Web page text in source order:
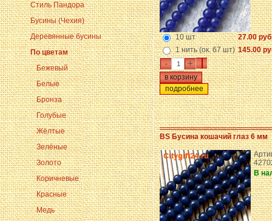
Стиль Пандора
Бусины (Чехия)
Деревянные бусины
По цветам
Бежевый
Белые
Бронза
Голубые
Жёлтые
Зелёные
Золото
Коричневые
Красные
Медь
10 шт
27.00
1 нить (ок. 67 шт) 145.00
- +
подробнее
BS Бусина кошачий глаз 6 мм
В